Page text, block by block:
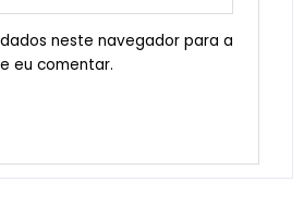
neste navegador para a
eu comentar.